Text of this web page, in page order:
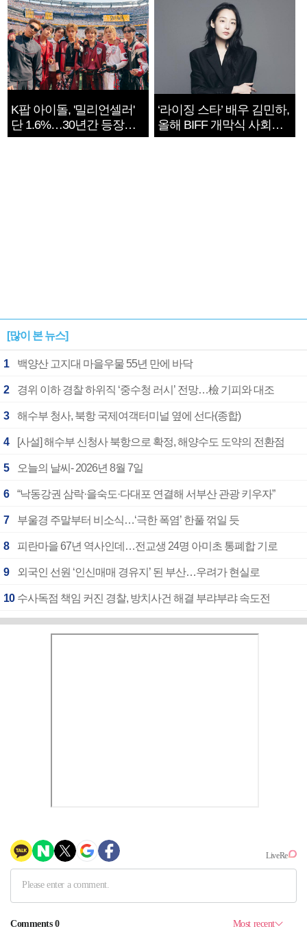
K팝 아이돌, '밀리언셀러'
단 1.6%…30년간 등장
1182개팀 전수조사
‘라이징 스타’ 배우 김민하,
올해 BIFF 개막식 사회자
확정
[많이 본 뉴스]
1 백양산 고지대 마을우물 55년 만에 바닥
2 경위 이하 경찰 하위직 ‘중수청 러시’ 전망…檢 기피와 대조
3 해수부 청사, 북항 국제여객터미널 옆에 선다(종합)
4 [사설] 해수부 신청사 북항으로 확정, 해양수도 도약의 전환점
5 오늘의 날씨- 2026년 8월 7일
6 “낙동강권 삼락·을숙도·다대포 연결해 서부산 관광 키우자”
7 부울경 주말부터 비소식…‘극한 폭염’ 한풀 꺾일 듯
8 피란마을 67년 역사인데…전교생 24명 아미초 통폐합 기로
9 외국인 선원 ‘인신매매 경유지’ 된 부산…우려가 현실로
10 수사독점 책임 커진 경찰, 방치사건 해결 부랴부랴 속도전